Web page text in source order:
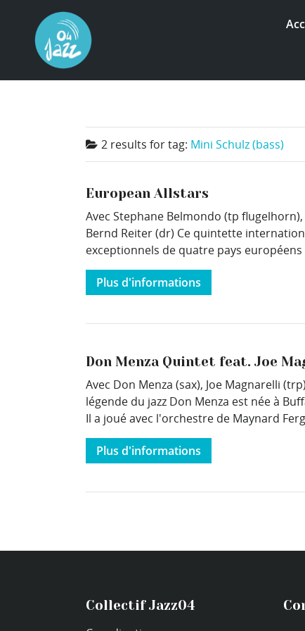
2 results fortag: Mini Schulz (bass)
European Allstars
Avec Stephane Belmondo (tp
Bernd Reiter (dr) Ce quintette
exceptionnels de quatre pays
Plus d'informations
Don Menza Quintet feat. Joe
Avec Don Menza (sax), Joe Magnarelli
légende du jazz Don Menza est née à
Il a joué avec l'orchestre de Maynard
Plus d'informations
Collectif Jazz04